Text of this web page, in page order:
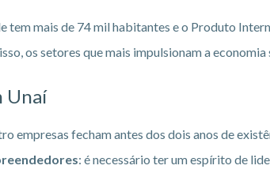
tem mais de 74 mil habitantes e o Produto
os setores que mais impulsionam a
Unaí
empresas fecham antes dos dois anos de
: é necessário ter um espírito de